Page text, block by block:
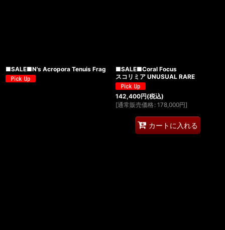
■SALE■N's Acropora Tenuis Frag
■SALE■Coral Focus
スコリミア UNUSUAL RARE
142,400円(税込)
[通常販売価格 : 178,000円]
カートに入れる